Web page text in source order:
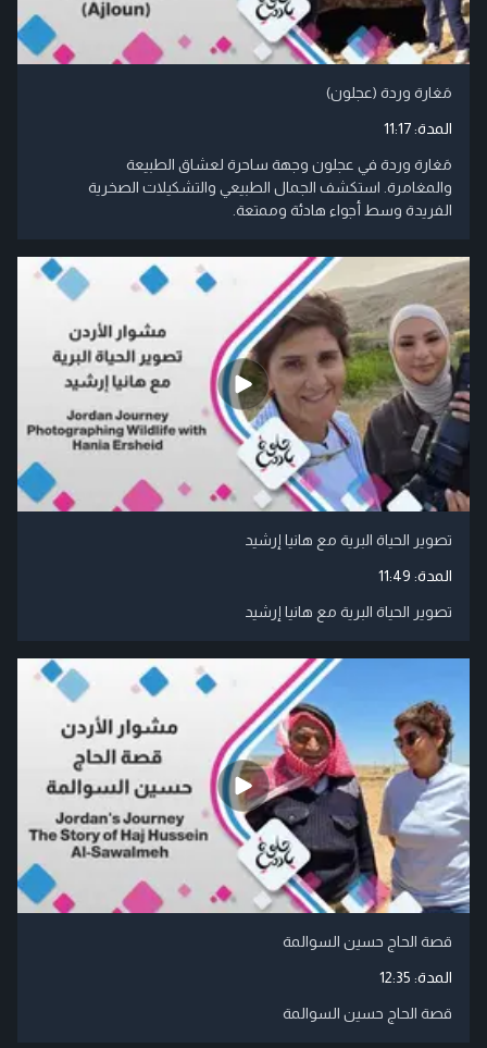
مَغارة وردة (عجلون)
المدة:11:17
مَغارة وردة في عجلون وجهة ساحرة لعشاق الطبيعة
والمغامرة. استكشف الجمال الطبيعي والتشكيلات الصخرية
الفريدة وسط أجواء هادئة وممتعة.
تصوير الحياة البرية مع هانيا إرشيد
المدة: 11:49
تصوير الحياة البرية مع هانيا إرشيد
قصة الحاج حسين السوالمة
المدة: 12:35
قصة الحاج حسين السوالمة